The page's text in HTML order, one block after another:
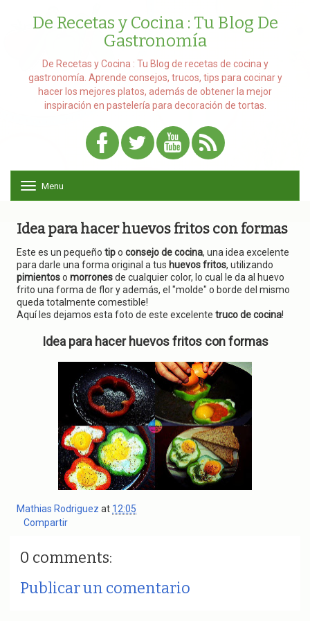
De Recetas y Cocina : Tu Blog De
Gastronomía
De Recetas y Cocina : Tu Blog de recetas de cocina y
gastronomía. Aprende consejos, trucos, tips para cocinar y
hacer los mejores platos, además de obtener la mejor
inspiración en pastelería para decoración de tortas.
o
g
e
n
a
v
g
t
o
n
Menu
Idea para hacer huevos fritos con formas
Este es un pequeño tipo consejo de cocina, una idea excelente
para darle una forma original a tus huevos fritos, utilizando
pimientoso morronesde cualquier color, lo cual le da al huevo
frito una forma de flor y además, el "molde" o borde del mismo
queda totalmente comestible!
Aquí les dejamos esta foto de este excelente truco de cocina!
Idea para hacer huevos fritos con formas
Mathias Rodriguez at 12:05
Compartir
0 comments:
Publicar un comentario